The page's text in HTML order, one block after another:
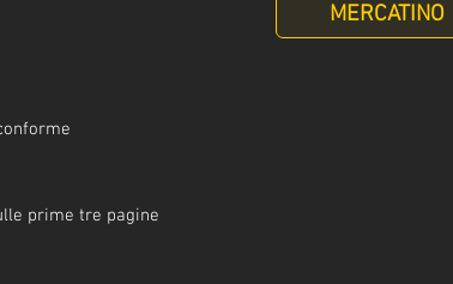
prime tre pagine
MERCATINO